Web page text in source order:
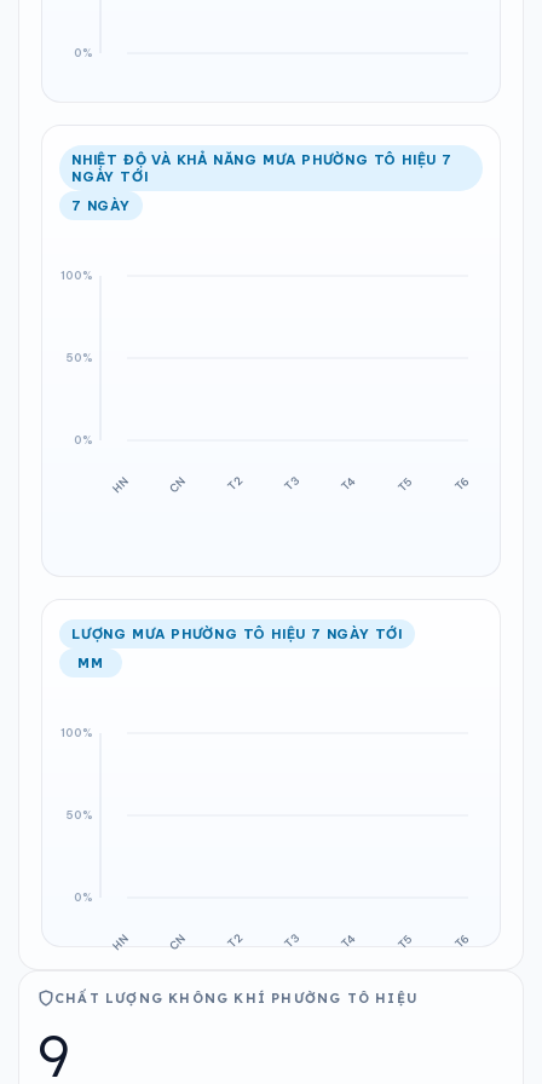
NHIỆT ĐỘ VÀ KHẢ NĂNG MƯA PHƯỜNG TÔ HIỆU 7
NGÀY TỚI
7 NGÀY
LƯỢNG MƯA PHƯỜNG TÔ HIỆU 7 NGÀY TỚI
MM
CHẤT LƯỢNG KHÔNG KHÍ PHƯỜNG TÔ HIỆU
9